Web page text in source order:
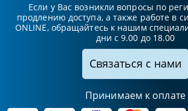
Если у Вас возникли вопросы по
продлению доступа, а также работе в
ONLINE, обращайтесь к нашим
дни с 9.00 до 18.00
Связаться с нами
Принимаем к оплате